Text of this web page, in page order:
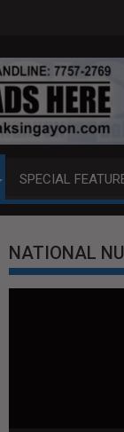
EXTRADITION
SPECIAL
NATIONAL